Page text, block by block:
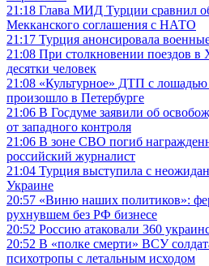
21:18 Глава МИД Турции сравнил
Мекканского соглашения с НАТО
21:17 Турция анонсировала
21:08 При столкновении поездов в
десятки человек
21:08 «Культурное» ДТП с
произошло в Петербурге
21:06 В Госдуме заявили об
от западного контроля
21:06 В зоне СВО погиб
российский журналист
21:04 Турция выступила с
Украине
20:57 «Виню наших политиков»:
рухнувшем без РФ бизнесе
20:52 Россию атаковали 360
20:52 В «полке смерти» ВСУ
психотропы с летальным исходом